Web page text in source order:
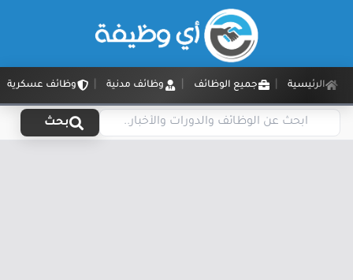
الرئيسية جميع الوظائف وظائف مدنية وظائف عسكرية
بحث